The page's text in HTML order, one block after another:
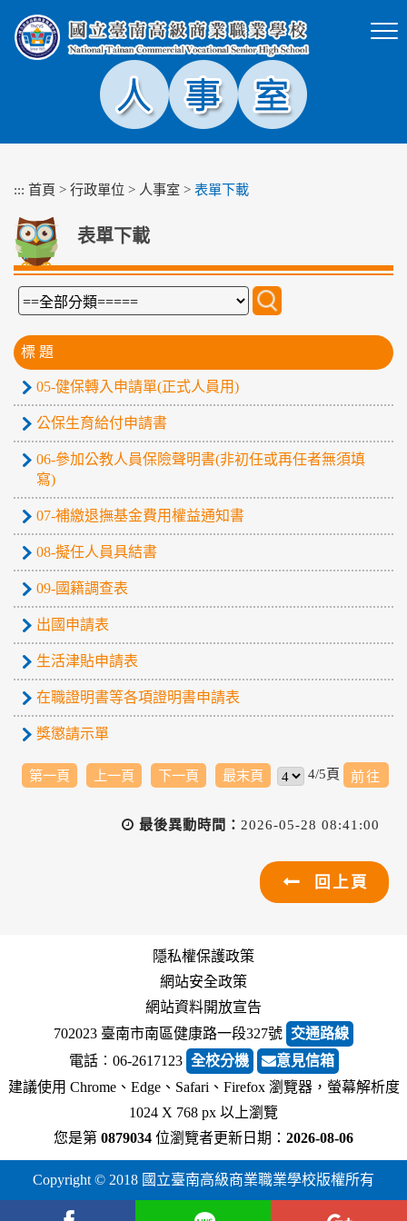
塊
::: 首頁 > 行政單位 > 人事室 > 表單下載
表單下載
標 題
05-健保轉入申請單(正式人員用)
公保生育給付申請書
06-參加公教人員保險聲明書(非初任或再任者無須填
寫)
07-補繳退撫基金費用權益通知書
08-擬任人員具結書
09-國籍調查表
出國申請表
生活津貼申請表
在職證明書等各項證明書申請表
獎懲請示單
第一頁 上一頁 下一頁 最末頁 4/5頁
最後異動時間： 2026-05-28 08:41:00
回上頁
隱私權保護政策
網站安全政策
網站資料開放宣告
702023 臺南市南區健康路一段327號 交通路線
電話︰06-2617123 全校分機
意見信箱
建議使用 Chrome、Edge、Safari、Firefox 瀏覽器，螢幕解析度
1024 X 768 px 以上瀏覽
您是第 0879034 位瀏覽者更新日期： 2026-08-06
Copyright © 2018 國立臺南高級商業職業學校版權所有